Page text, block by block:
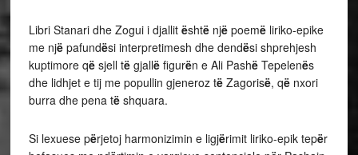
Libri Stanari dhe Zogui i djallit ështënjëpoemëliriko-epike
me njëpafundësi interpretimesh dhe dendësi shprehjesh
kuptimore qësjell tëgjallëfigurën e Ali PashëTepelenës
dhe lidhjet e tij me popullin gjeneroz tëZagorisë, qënxori
burra dhe pena tëshquara.
Si lexuese përjetoj harmonizimin e ligjërimit liriko-epik tepër